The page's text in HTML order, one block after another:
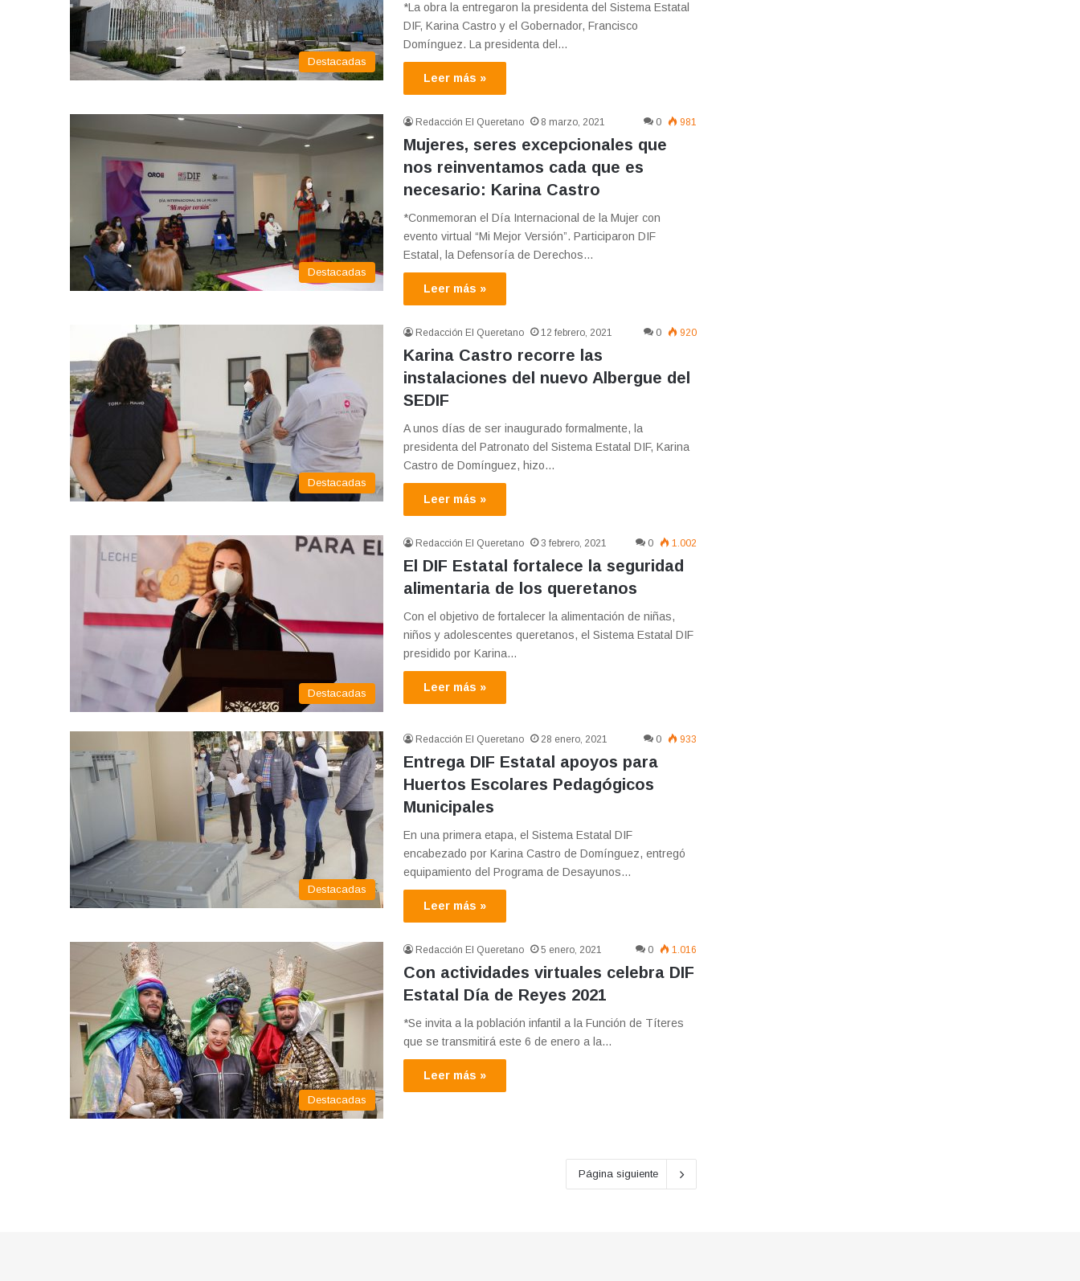
Destacadas
*La obra la entregaron la presidenta del Sistema Estatal
DIF, Karina Castro y el Gobernador, Francisco
Domínguez. La presidenta del…
Leer más »
Destacadas
Redacción El Queretano 8 marzo, 2021 0 981
Mujeres, seres excepcionales que
nos reinventamos cada que es
necesario: Karina Castro
*Conmemoran el Día Internacional de la Mujer con
evento virtual “Mi Mejor Versión”. Participaron DIF
Estatal, la Defensoría de Derechos…
Leer más »
Destacadas
Redacción El Queretano 12 febrero, 2021 0 920
Karina Castro recorre las
instalaciones del nuevo Albergue del
SEDIF
A unos días de ser inaugurado formalmente, la
presidenta del Patronato del Sistema Estatal DIF, Karina
Castro de Domínguez, hizo…
Leer más »
Destacadas
Redacción El Queretano 3 febrero, 2021 0 1.002
El DIF Estatal fortalece la seguridad
alimentaria de los queretanos
Con el objetivo de fortalecer la alimentación de niñas,
niños y adolescentes queretanos, el Sistema Estatal DIF
presidido por Karina…
Leer más »
Destacadas
Redacción El Queretano 28 enero, 2021 0 933
Entrega DIF Estatal apoyos para
Huertos Escolares Pedagógicos
Municipales
En una primera etapa, el Sistema Estatal DIF
encabezado por Karina Castro de Domínguez, entregó
equipamiento del Programa de Desayunos…
Leer más »
Destacadas
Redacción El Queretano 5 enero, 2021 0 1.016
Con actividades virtuales celebra DIF
Estatal Día de Reyes 2021
*Se invita a la población infantil a la Función de Títeres
que se transmitirá este 6 de enero a la…
Leer más »
Página siguiente